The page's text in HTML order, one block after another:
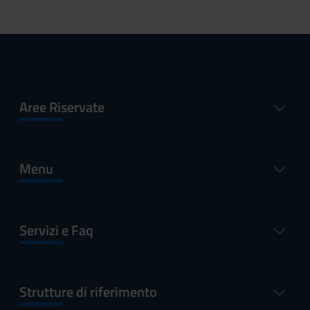
Aree Riservate
Menu
Servizi e Faq
Strutture di riferimento